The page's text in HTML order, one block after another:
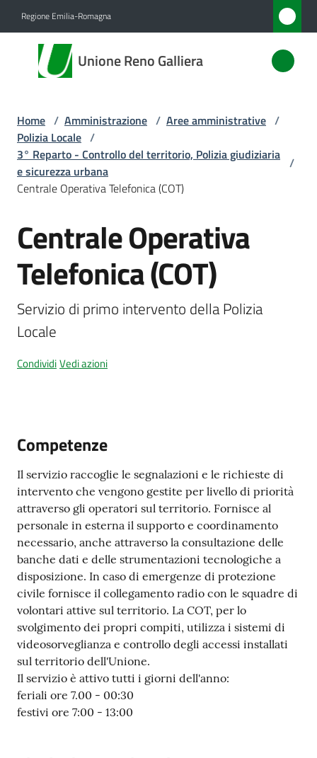
Regione Emilia-Romagna
Unione Reno Galliera
Unione
Reno
Amministrazione
Menu selezionato
Novità
Servizi
Vivere
l'Unione
Amministrazione
gli
Seguici
su
Home / Amministrazione / Aree amministrative /
Polizia Locale /
3° Reparto - Controllo del territorio, Polizia giudiziaria
e sicurezza urbana
/
Centrale Operativa Telefonica (COT)
Salta al contenuto
Centrale Operativa
Telefonica (COT)
Servizio di primo intervento della Polizia
Locale
CondividiVedi azioni
Competenze
Il servizio raccoglie le segnalazioni e le richieste di
intervento che vengono gestite per livello di priorità
attraverso gli operatori sul territorio. Fornisce al
personale in esterna il supporto e coordinamento
necessario, anche attraverso la consultazione delle
banche dati e delle strumentazioni tecnologiche a
disposizione. In caso di emergenze di protezione
civile fornisce il collegamento radio con le squadre di
volontari attive sul territorio. La COT, per lo
svolgimento dei propri compiti, utilizza i sistemi di
videosorveglianza e controllo degli accessi installati
sul territorio dell'Unione.
Il servizio è attivo tutti i giorni dell'anno:
feriali ore 7.00 - 00:30
festivi ore 7:00 - 13:00